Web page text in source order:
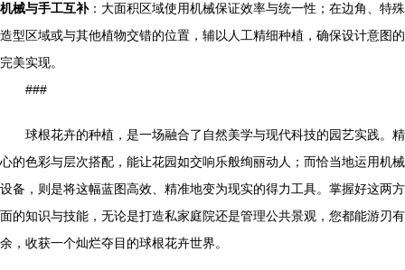
机械与手工互补：大面积区域使用机械保证效率与统一性；在边角、特殊
造型区域或与其他植物交错的位置，辅以人工精细种植，确保设计意图的
完美实现。
###
球根花卉的种植，是一场融合了自然美学与现代科技的园艺实践。精
心的色彩与层次搭配，能让花园如交响乐般绚丽动人；而恰当地运用机械
设备，则是将这幅蓝图高效、精准地变为现实的得力工具。掌握好这两方
面的知识与技能，无论是打造私家庭院还是管理公共景观，您都能游刃有
余，收获一个灿烂夺目的球根花卉世界。